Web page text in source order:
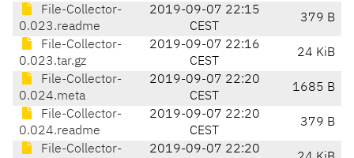
File-Collector-
0.023.readme
2019-09-07 22:15
CEST
379 B
File-Collector-
0.023.tar.gz
2019-09-07 22:16
CEST
24 KiB
File-Collector-
0.024.meta
2019-09-07 22:20
CEST
1685 B
File-Collector-
0.024.readme
2019-09-07 22:20
CEST
379 B
File-Collector-
2019-09-07 22:20